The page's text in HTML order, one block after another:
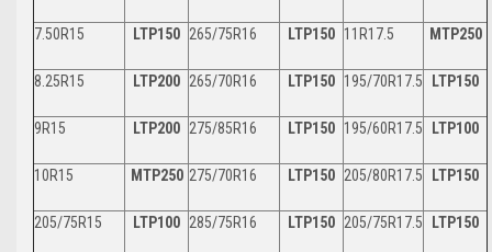
7.50R15 LTP150 265/75R16 LTP150 11R17.5 MTP250
8.25R15 LTP200 265/70R16 LTP150 195/70R17.5 LTP150
9R15 LTP200 275/85R16 LTP150 195/60R17.5 LTP100
10R15 MTP250 275/70R16 LTP150 205/80R17.5 LTP150
205/75R15 LTP100 285/75R16 LTP150 205/75R17.5 LTP150